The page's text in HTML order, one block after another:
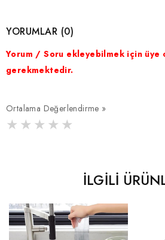
YORUMLAR (0)
Yorum / Soru ekleyebilmek için üye
gerekmektedir.
Ortalama Değerlendirme »
İLGILI